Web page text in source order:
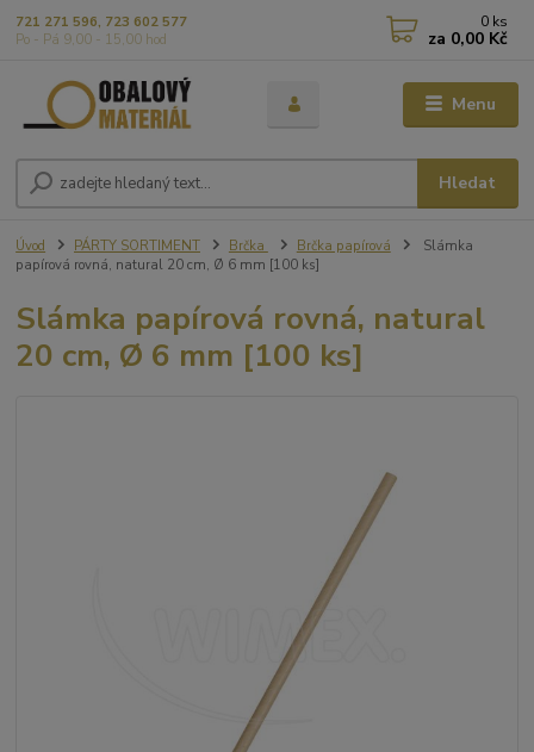
Menu
Hledat
721 271 596, 723 602 577
Po - Pá 9,00 - 15,00 hod
0 ks
za 0,00 Kč
Úvod PÁRTY SORTIMENT Brčka Brčka papírová
Slámka
papírová rovná, natural 20 cm, Ø 6 mm [100 ks]
Slámka papírová rovná, natural
20 cm, Ø 6 mm [100 ks]